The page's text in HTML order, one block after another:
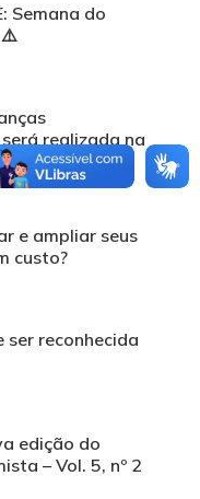
Semana do
⚠️
realizada na
e ampliar seus
custo?
ser reconhecida
edição do
– Vol. 5, nº 2